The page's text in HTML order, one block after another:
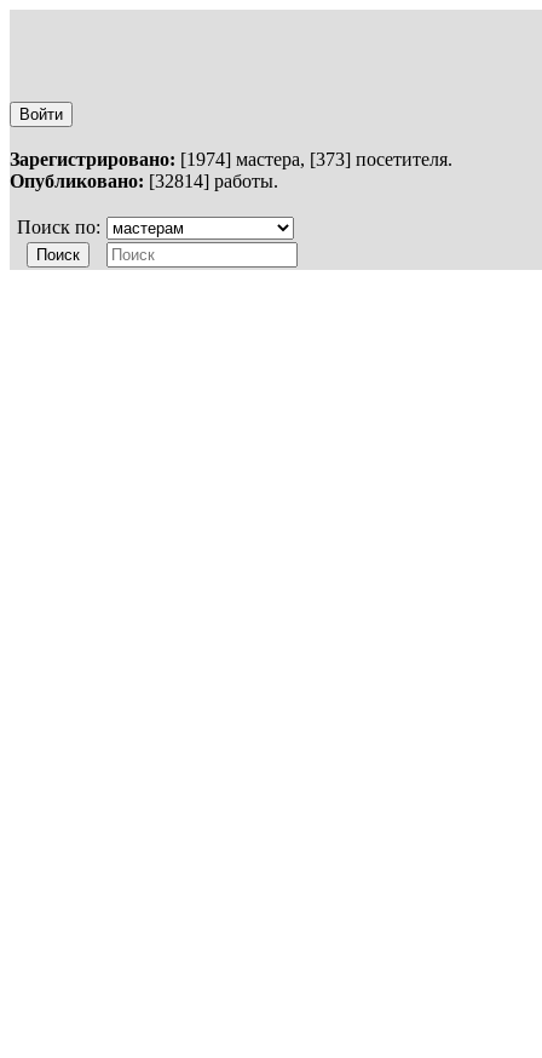
Войти
Зарегистрировано: [1974] мастера, [373] посетителя.
Опубликовано: [32814] работы.
Поиск по: